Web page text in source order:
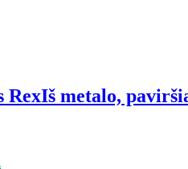
RexIš metalo,